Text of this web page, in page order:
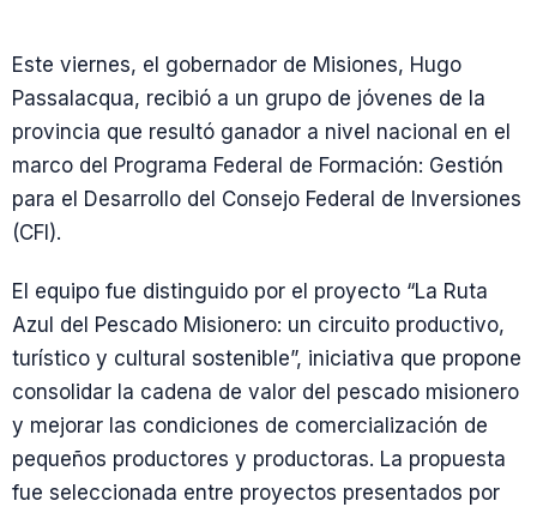
Este viernes, el gobernador de Misiones, Hugo
Passalacqua, recibió a un grupo de jóvenes de la
provincia que resultó ganador a nivel nacional en el
marco del Programa Federal de Formación: Gestión
para el Desarrollo del Consejo Federal de Inversiones
(CFI).
El equipo fue distinguido por el proyecto “La Ruta
Azul del Pescado Misionero: un circuito productivo,
turístico y cultural sostenible”, iniciativa que propone
consolidar la cadena de valor del pescado misionero
y mejorar las condiciones de comercialización de
pequeños productores y productoras. La propuesta
fue seleccionada entre proyectos presentados por